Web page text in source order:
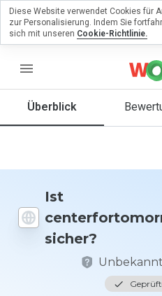
menu
Überblick
Ist
sicher?
eine
Wie
Website
Skala von
1 bis 5
bewerten?
Diese Website verwendet Cookies für
zur Personalisierung. Indem Sie
sich mit unseren Cookie-Richtlinie.